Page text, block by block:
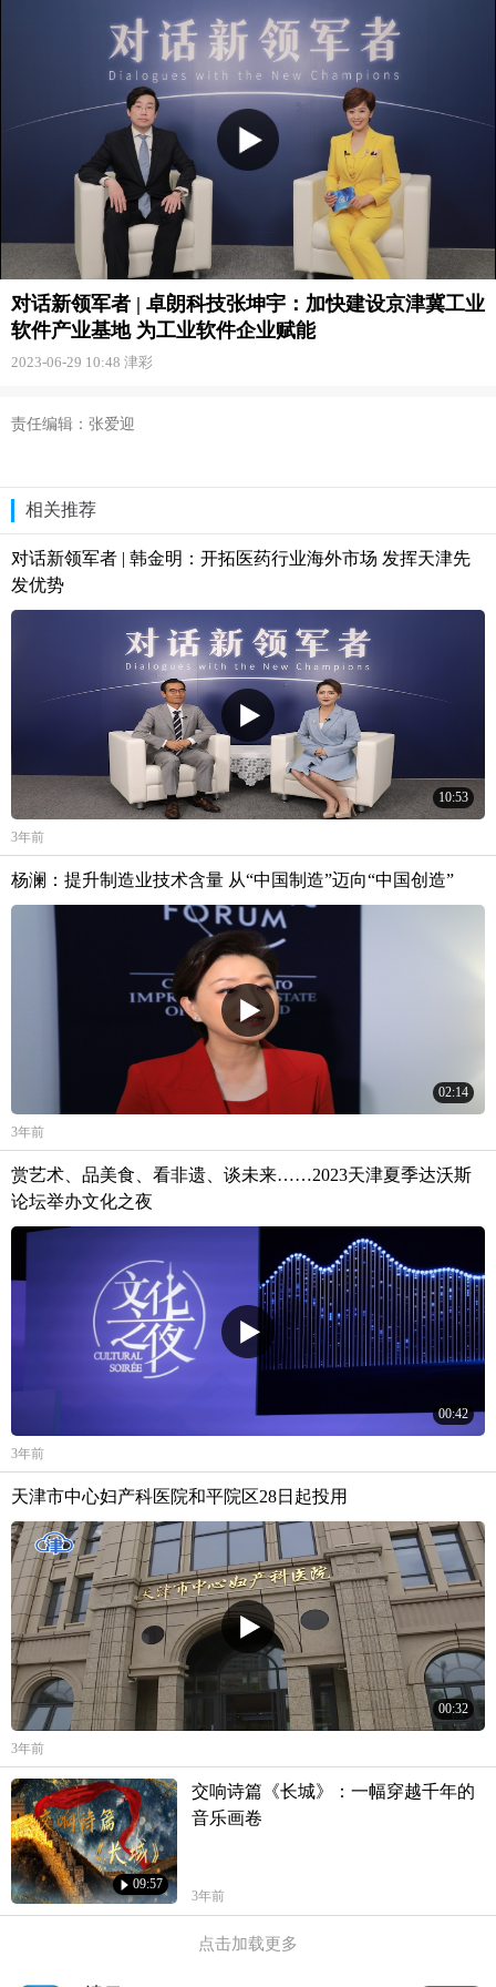
对话新领军者 | 卓朗科技张坤宇：加快建设京津冀工业
软件产业基地 为工业软件企业赋能
2023-06-29 10:48 津彩
责任编辑：张爱迎
相关推荐
对话新领军者 | 韩金明：开拓医药行业海外市场 发挥天津先
发优势
10:53
3年前
杨澜：提升制造业技术含量 从“中国制造”迈向“中国创造”
02:14
3年前
赏艺术、品美食、看非遗、谈未来……2023天津夏季达沃斯
论坛举办文化之夜
00:42
3年前
天津市中心妇产科医院和平院区28日起投用
00:32
3年前
09:57
交响诗篇《长城》：一幅穿越千年的
音乐画卷
3年前
点击加载更多